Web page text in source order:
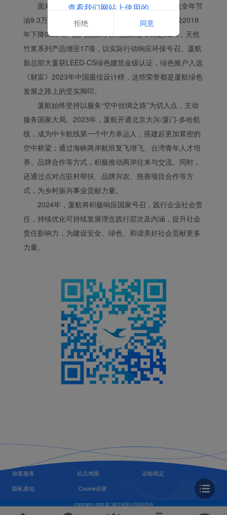
面对环境责任，厦航义不容辞。2023年，厦航全年节
油9.3万吨，减少碳排放29.3万吨，可比航段油耗较2019
年下降0.58%。国内航班对客用品限塑率高达92%，天然
竹浆系列产品增至17项，以实际行动响应环保号召。厦航
新总部大厦获LEED-CS绿色建筑金级认证，绿色账户入选
《财富》2023年中国最佳设计榜，这些荣誉都是厦航绿色
发展之路上的坚实脚印。
厦航始终坚持以服务“空中丝绸之路”为切入点，主动
服务国家大局。2023年，厦航开通北京大兴/厦门-多哈航
线，成为中卡航线第一个中方承运人，搭建起更加紧密的
空中桥梁；通过海峡两岸航班复飞增飞、台湾青年人才培
养、品牌合作等方式，积极推动两岸往来与交流。同时，
还通过点对点驻村帮扶、品牌兴农、慈善项目合作等方
式，为乡村振兴事业贡献力量。
2024年，厦航将积极响应国家号召，践行企业社会责
任，持续优化可持续发展理念践行层次及内涵，提升社会
责任影响力，为建设安全、绿色、和谐美好社会贡献更多
力量。
旅客服务 站点地图
运输规定
隐私通知
Cookie设置
Copyright © 2024 厦门航空有限公司版权所有
查看我们网站上使用的
Cookie的完整列表
拒绝 同意